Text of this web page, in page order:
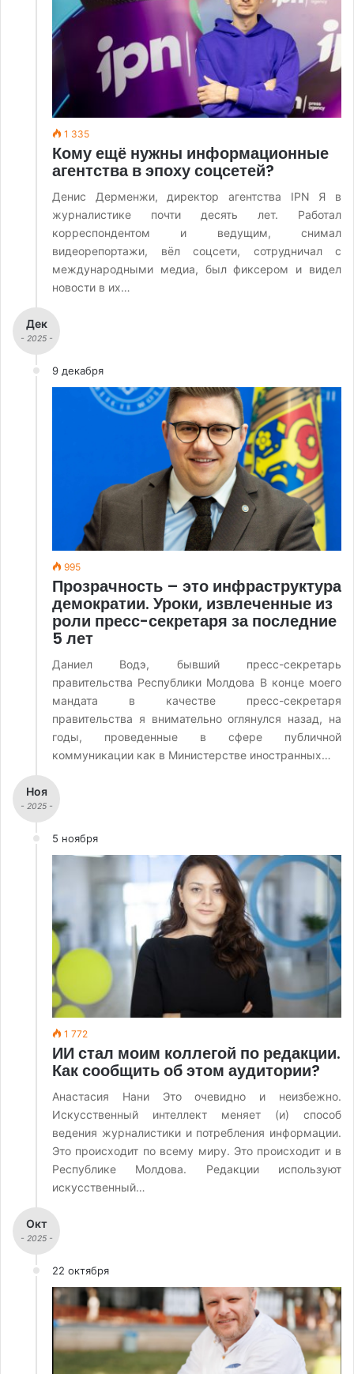
1 335
Кому ещё нужны информационные
агентства в эпоху соцсетей?
Денис Дерменжи, директор агентства IPN Я в
журналистике почти десять лет. Работал
корреспондентом и ведущим, снимал
видеорепортажи, вёл соцсети, сотрудничал с
международными медиа, был фиксером и видел
новости в их…
Дек
- 2025 -
9 декабря
995
Прозрачность – это инфраструктура
демократии. Уроки, извлеченные из
роли пресс-секретаря за последние
5 лет
Даниел Водэ, бывший пресс-секретарь
правительства Республики Молдова В конце моего
мандата в качестве пресс-секретаря
правительства я внимательно оглянулся назад, на
годы, проведенные в сфере публичной
коммуникации как в Министерстве иностранных…
Ноя
- 2025 -
5 ноября
1 772
ИИ стал моим коллегой по редакции.
Как сообщить об этом аудитории?
Анастасия Нани Это очевидно и неизбежно.
Искусственный интеллект меняет (и) способ
ведения журналистики и потребления информации.
Это происходит по всему миру. Это происходит и в
Республике Молдова. Редакции используют
искусственный…
Окт
- 2025 -
22 октября